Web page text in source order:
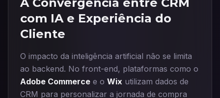
com IA e Experiência do
Cliente
O impacto da inteligência artificial não se limita
ao backend. No front-end, plataformas como o
Adobe Commerce e o Wix utilizam dados de
CRM para personalizar a jornada de compra